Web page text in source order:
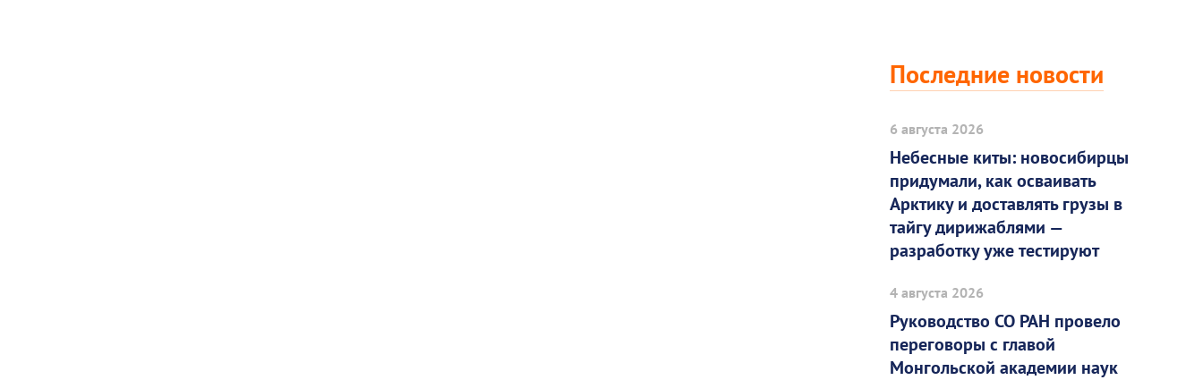
Последние новости
6 августа 2026
Небесные киты: новосибирцы
придумали, как осваивать
Арктику и доставлять грузы в
тайгу дирижаблями —
разработку уже тестируют
4 августа 2026
Руководство СО РАН провело
переговоры с главой
Монгольской академии наук